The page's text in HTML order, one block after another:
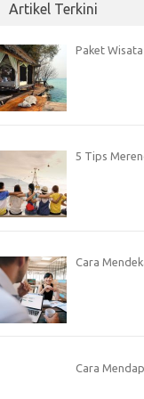
Artikel Terkini
Paket
5 Tips
Cara
Cara